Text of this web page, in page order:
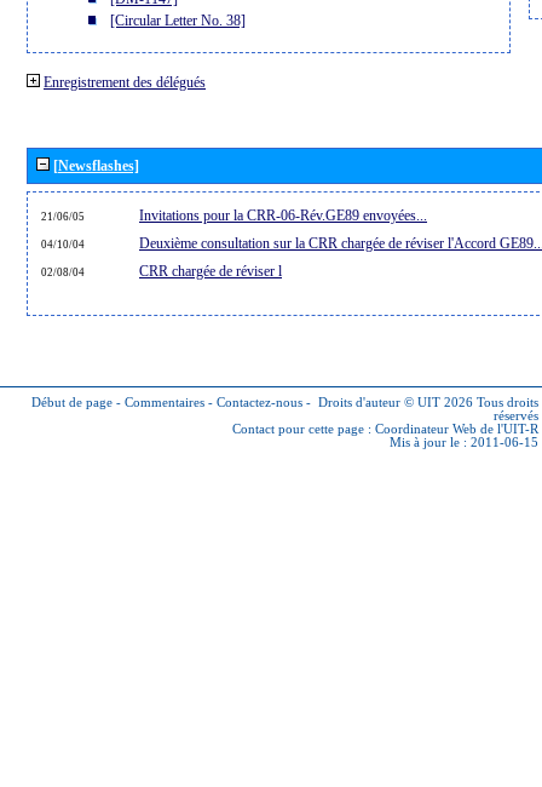
[Circular Letter No. 38]
Enregistrement des délégués
[Newsflashes]
21/06/05 Invitations pour la CRR-06-Rév.GE89 envoyées...
04/10/04 Deuxième consultation sur la CRR chargée de réviser l'Accord
02/08/04 CRR chargée de réviser l
Début de page - Commentaires - Contactez-nous - Droits d'auteur © UIT 2026 Tous droits
réservés
Contact pour cette page : Coordinateur Web de l'UIT-R
Mis à jour le : 2011-06-15